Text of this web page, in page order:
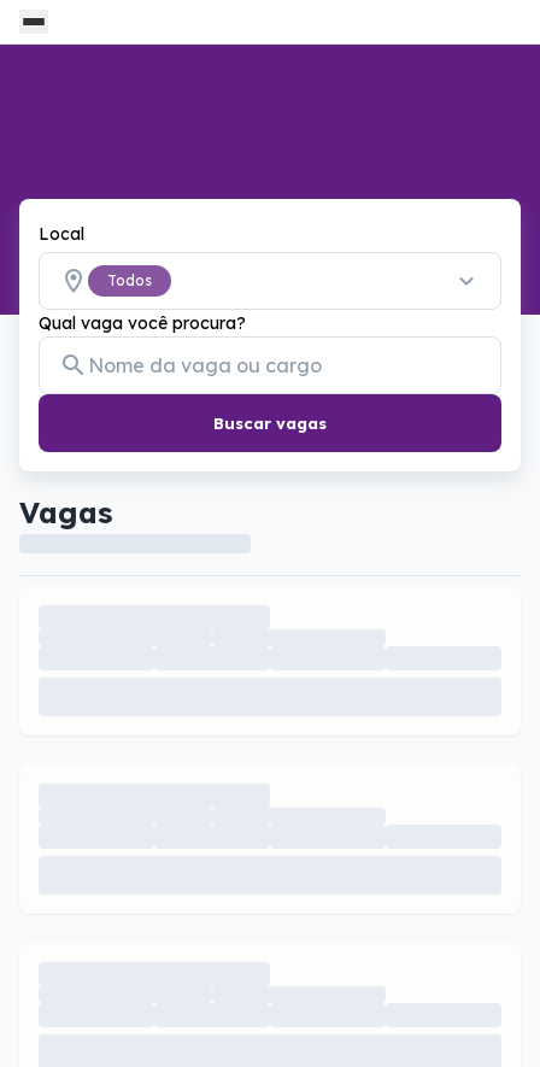
Local
Todos
Qual vaga você procura?
Buscar vagas
Vagas